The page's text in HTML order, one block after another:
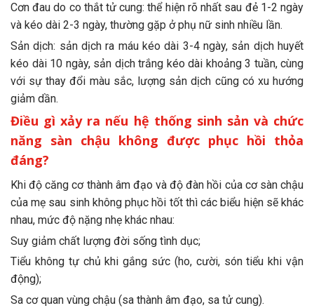
Cơn đau do co thắt tử cung: thể hiện rõ nhất sau đẻ 1-2 ngày
và kéo dài 2-3 ngày, thường gặp ở phụ nữ sinh nhiều lần.
Sản dịch: sản dịch ra máu kéo dài 3-4 ngày, sản dịch huyết
kéo dài 10 ngày, sản dịch trắng kéo dài khoảng 3 tuần, cùng
với sự thay đổi màu sắc, lượng sản dịch cũng có xu hướng
giảm dần.
Điều gì xảy ra nếu hệ thống sinh sản và chức
năng sàn chậu không được phục hồi thỏa
đáng?
Khi độ căng cơ thành âm đạo và độ đàn hồi của cơ sàn chậu
của mẹ sau sinh không phục hồi tốt thì các biểu hiện sẽ khác
nhau, mức độ nặng nhẹ khác nhau:
Suy giảm chất lượng đời sống tình dục;
Tiểu không tự chủ khi gắng sức (ho, cười, són tiểu khi vận
động);
Sa cơ quan vùng chậu (sa thành âm đạo, sa tử cung).